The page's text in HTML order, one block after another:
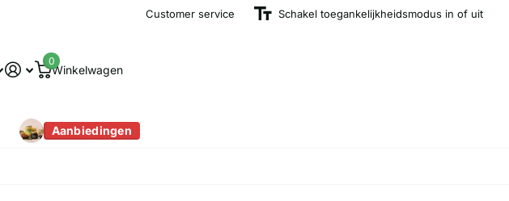
Customer service Schakel toegankelijkheidsmodus in of uit
Winkelwagen
0
Aanbiedingen